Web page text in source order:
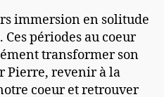
immersion en solitude
périodes au coeur
transformer son
Pierre, revenir à la
coeur et retrouver